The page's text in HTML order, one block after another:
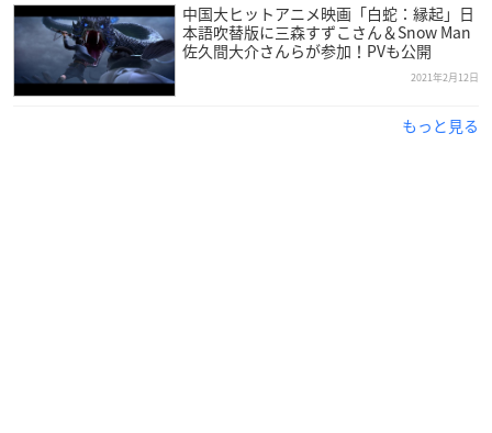
中国大ヒットアニメ映画「白蛇：縁起」日
本語吹替版に三森すずこさん＆Snow Man
佐久間大介さんらが参加！PVも公開
2021年2月12日
もっと見る